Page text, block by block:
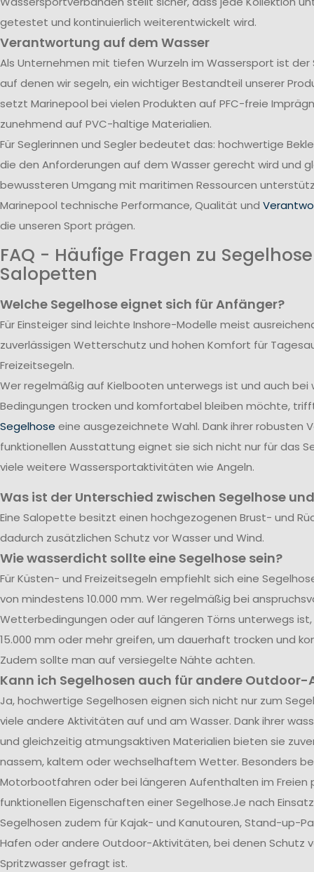
getestet und kontinuierlich weiterentwickelt wird.
Verantwortung auf dem Wasser
Als Unternehmen mit tiefen Wurzeln im Wassersport ist der
auf denen wir segeln, ein wichtiger Bestandteil unserer
setzt Marinepool bei vielen Produkten auf PFC-freie
zunehmend auf PVC-haltige Materialien.
Für Seglerinnen und Segler bedeutet das: hochwertige
die den Anforderungen auf dem Wasser gerecht wird und
bewussteren Umgang mit maritimen Ressourcen
Marinepool technische Performance, Qualität und
die unseren Sport prägen.
FAQ - Häufige Fragen zu
Salopetten
Welche Segelhose eignet sich für Anfänger?
Für Einsteiger sind leichte Inshore-Modelle meist
zuverlässigen Wetterschutz und hohen Komfort für
Freizeitsegeln.
Wer regelmäßig auf Kielbooten unterwegs ist und auch bei
Bedingungen trocken und komfortabel bleiben möchte,
Segelhose eine ausgezeichnete Wahl. Dank ihrer robusten
funktionellen Ausstattung eignet sie sich nicht nur für das
viele weitere Wassersportaktivitäten wie Angeln.
Was ist der Unterschied zwischen Segelhose
Eine Salopette besitzt einen hochgezogenen Brust- und
dadurch zusätzlichen Schutz vor Wasser und Wind.
Wie wasserdicht sollte eine Segelhose sein?
Für Küsten- und Freizeitsegeln empfiehlt sich eine
von mindestens 10.000 mm. Wer regelmäßig bei
Wetterbedingungen oder auf längeren Törns unterwegs
15.000 mm oder mehr greifen, um dauerhaft trocken und
Zudem sollte man auf versiegelte Nähte achten.
Kann ich Segelhosen auch für andere
Ja, hochwertige Segelhosen eignen sich nicht nur zum
viele andere Aktivitäten auf und am Wasser. Dank ihrer
und gleichzeitig atmungsaktiven Materialien bieten sie
nassem, kaltem oder wechselhaftem Wetter. Besonders
Motorbootfahren oder bei längeren Aufenthalten im Freien
funktionellen Eigenschaften einer Segelhose.Je nach
Segelhosen zudem für Kajak- und Kanutouren, Stand-up-
Hafen oder andere Outdoor-Aktivitäten, bei denen Schutz
Spritzwasser gefragt ist.